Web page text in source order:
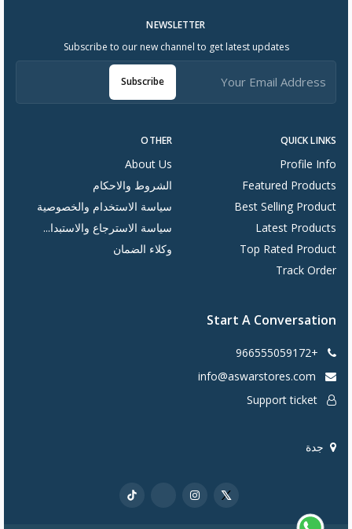
QUICK LINKS
Profile Info
Featured Products
Best Selling Product
Latest Products
Top Rated Product
Track Order
OTHER
About Us
الشروط والاحكام
سياسة الاستخدام والخصوصية
سياسة الاسترجاع والاستبدا...
وكلاء الضمان
NEWSLETTER
Subscribe to our new channel to get latest updates
Subscribe
Start A Conversation
+966555059172
جدة